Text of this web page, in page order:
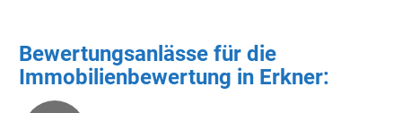
Bewertungsanlässe für die
Immobilienbewertung in Erkner: